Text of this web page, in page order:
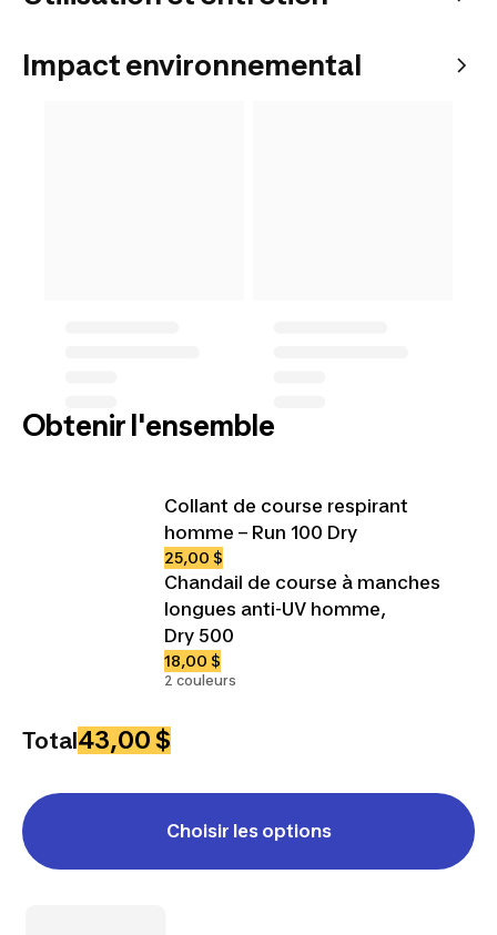
Impact environnemental
Obtenir l'ensemble
Collant de course respirant
homme – Run 100 Dry
25,00 $
Chandail de course à manches
longues anti-UV homme,
Dry 500
18,00 $
2 couleurs
Total43,00 $
Choisir les options